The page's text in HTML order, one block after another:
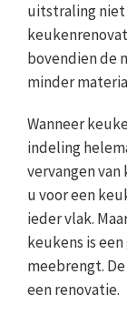
uitstraling niet
bovendien de
minder
Wanneer
indeling
vervangen
u voor een
ieder vlak.
keukens is
meebrengt.
een renovatie.